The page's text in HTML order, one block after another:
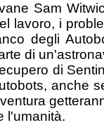
Sam
lavoro, i
degli
di
di
anche
l'umanità.